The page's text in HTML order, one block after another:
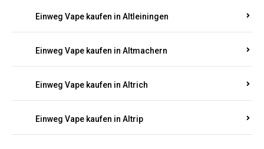
Einweg Vape kaufen in Altleiningen
Einweg Vape kaufen in Altmachern
Einweg Vape kaufen in Altrich
Einweg Vape kaufen in Altrip